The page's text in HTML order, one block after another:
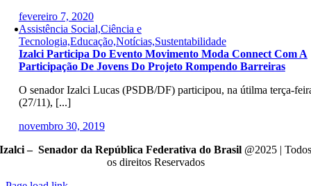
fevereiro 7, 2020
Assistência Social,Ciência e
Tecnologia,Educação,Notícias,Sustentabilidade
Izalci Participa Do Evento Movimento Moda Connect Com A
Participação De Jovens Do Projeto Rompendo Barreiras
O senador Izalci Lucas (PSDB/DF) participou, na útilma terça-
(27/11), [...]
novembro 30, 2019
Izalci – Senador da República Federativa do Brasil @2025 | Todos
os direitos Reservados